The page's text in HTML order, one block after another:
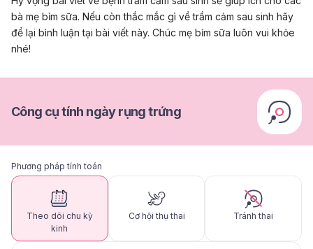
bà mẹ bỉm sữa. Nếu còn thắc mắc gì về trầm cảm sau sinh hãy
để lại bình luận tại bài viết này. Chúc mẹ bỉm sữa luôn vui khỏe
nhé!
Công cụ tính ngày rụng trứng
Phương pháp tính toán
Theo dõi chu kỳ
kinh
Cơ hội thụ thai Tránh thai